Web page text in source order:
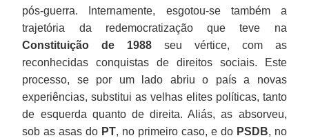
pós-guerra. Internamente, esgotou-se também a
trajetória da redemocratização que teve na
Constituição de 1988 seu vértice, com as
reconhecidas conquistas de direitos sociais. Este
processo, se por um lado abriu o país a novas
experiências, substitui as velhas elites políticas, tanto
de esquerda quanto de direita. Aliás, as absorveu,
sob as asas do PT, no primeiro caso, e do PSDB, no